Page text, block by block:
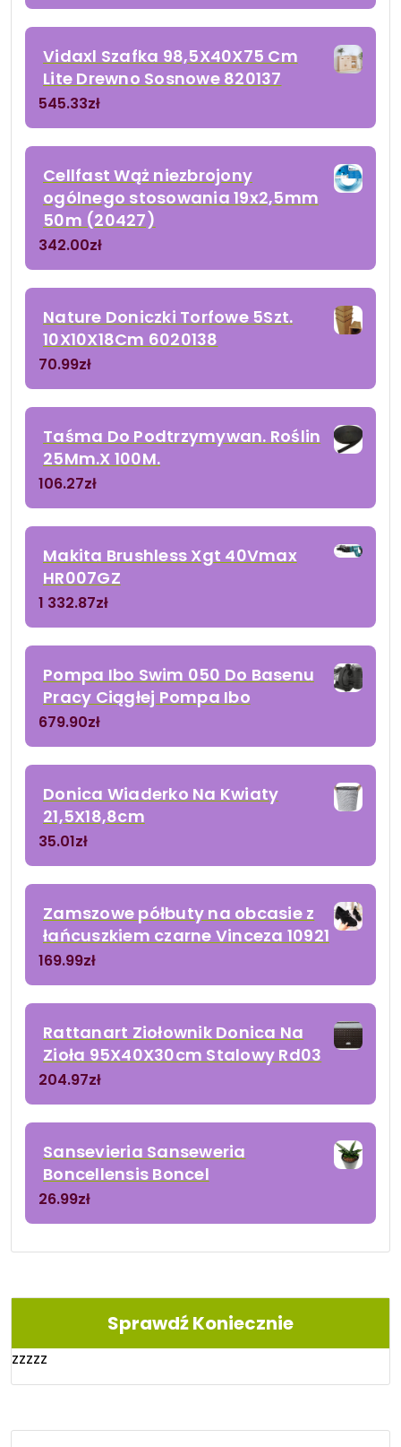
Vidaxl Szafka 98,5X40X75 Cm
Lite Drewno Sosnowe 820137
545.33zł
Cellfast Wąż niezbrojony
ogólnego stosowania 19x2,5mm
50m (20427)
342.00zł
Nature Doniczki Torfowe 5Szt.
10X10X18Cm 6020138
70.99zł
Taśma Do Podtrzymywan. Roślin
25Mm.X 100M.
106.27zł
Makita Brushless Xgt 40Vmax
HR007GZ
1 332.87zł
Pompa Ibo Swim 050 Do Basenu
Pracy Ciągłej Pompa Ibo
679.90zł
Donica Wiaderko Na Kwiaty
21,5X18,8cm
35.01zł
Zamszowe półbuty na obcasie z
łańcuszkiem czarne Vinceza 10921
169.99zł
Rattanart Ziołownik Donica Na
Zioła 95X40X30cm Stalowy Rd03
204.97zł
Sansevieria Sanseweria
Boncellensis Boncel
26.99zł
Sprawdź Koniecznie
zzzzz